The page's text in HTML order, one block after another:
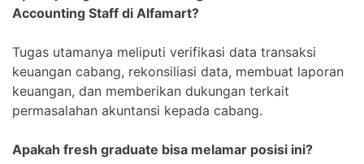
Accounting Staff di Alfamart?
Tugas utamanya meliputi verifikasi data transaksi
keuangan cabang, rekonsiliasi data, membuat laporan
keuangan, dan memberikan dukungan terkait
permasalahan akuntansi kepada cabang.
Apakah fresh graduate bisa melamar posisi ini?